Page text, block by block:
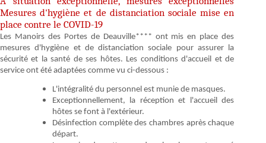
Mesures d'hygiène et de distanciation sociale mise en
place contre le COVID-19
Les Manoirs des Portes de Deauville**** ont mis en place des
mesures d'hygiène et de distanciation sociale pour assurer la
sécurité et la santé de ses hôtes. Les conditions d'accueil et de
service ont été adaptées comme vu ci-dessous :
L'intégralité du personnel est munie de masques.
Exceptionnellement, la réception et l'accueil des
hôtes se font à l'extérieur.
Désinfection complète des chambres après chaque
départ.